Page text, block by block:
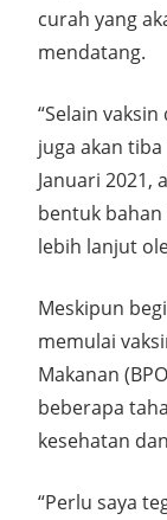
curah yang
mendatang.
“Selain
juga akan
Januari 2021,
bentuk
lebih lanjut
Meskipun
memulai
Makanan
beberapa
kesehatan
“Perlu saya